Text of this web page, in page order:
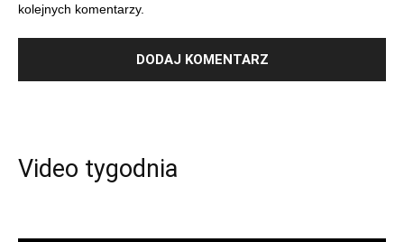
kolejnych komentarzy.
Video tygodnia